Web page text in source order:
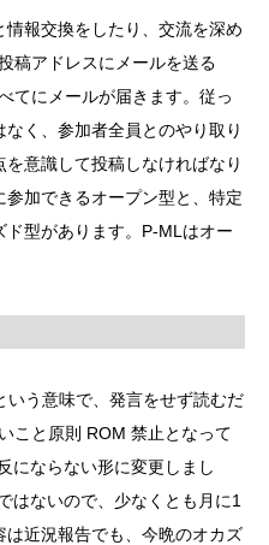
報交換をしたり、交流を深め
稿アドレスにメールを送る
てにメールが届きます。従っ
く、参加者全員とのやり取り
意識して投稿しなければなり
加できるオープン型と、特定
型があります。P-MLはオー
う意味で、発言をせず読むだ
こと原則 ROM 禁止となって
にならない形に変更しまし
はないので、少なくとも月に1
近況報告でも、今晩のオカズ